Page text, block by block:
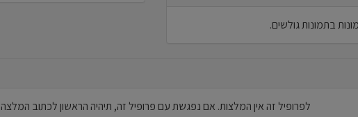
לפרופיל זה אין המלצות. אם נפגשת עם פרופיל זה, תיהיה הראשון לכתוב המלצה